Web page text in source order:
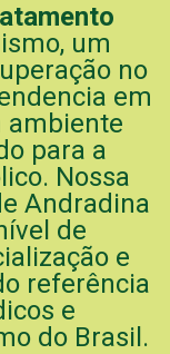
um
no
em
ambiente
para a
Nossa
Andradina
de
e
referência
e
do Brasil.